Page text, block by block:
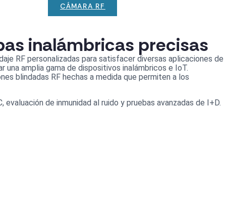
CÁMARA RF
inalámbricas precisas
RF personalizadas para satisfacer diversas aplicaciones de
una amplia gama de dispositivos inalámbricos e IoT.
blindadas RF hechas a medida que permiten a los
de inmunidad al ruido y pruebas avanzadas de I+D.